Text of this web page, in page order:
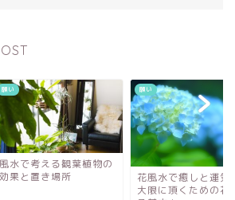
願い
花風水で癒しと運気を最
願い
欲しい運気をアップ
くれる花風水